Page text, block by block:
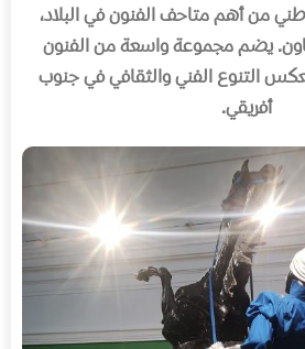
من أهم متاحف الفنون في البلاد،
.يضم مجموعة واسعة من الفنون
التنوع الفني والثقافي في جنوب
أفريقي.